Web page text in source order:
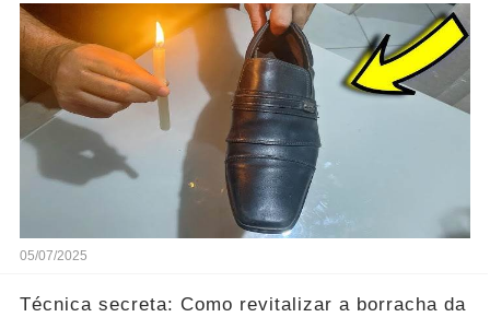
inacreditável!
05/07/2025
Técnica secreta: Como revitalizar a borracha da